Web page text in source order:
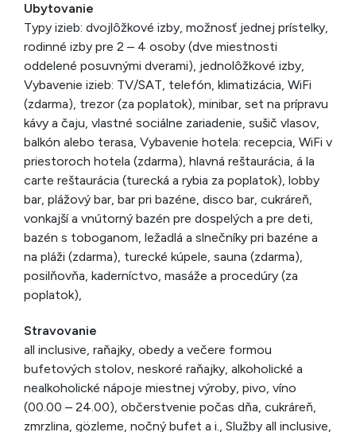
Ubytovanie
Typy izieb: dvojlôžkové izby, možnosť jednej prístelky,
rodinné izby pre 2 – 4 osoby (dve miestnosti
oddelené posuvnými dverami), jednolôžkové izby,
Vybavenie izieb: TV/SAT, telefón, klimatizácia, WiFi
(zdarma), trezor (za poplatok), minibar, set na prípravu
kávy a čaju, vlastné sociálne zariadenie, sušič vlasov,
balkón alebo terasa, Vybavenie hotela: recepcia, WiFi v
priestoroch hotela (zdarma), hlavná reštaurácia, á la
carte reštaurácia (turecká a rybia za poplatok), lobby
bar, plážový bar, bar pri bazéne, disco bar, cukráreň,
vonkajší a vnútorný bazén pre dospelých a pre deti,
bazén s toboganom, ležadlá a slnečníky pri bazéne a
na pláži (zdarma), turecké kúpele, sauna (zdarma),
posilňovňa, kaderníctvo, masáže a procedúry (za
poplatok),
Stravovanie
all inclusive, raňajky, obedy a večere formou
bufetových stolov, neskoré raňajky, alkoholické a
nealkoholické nápoje miestnej výroby, pivo, víno
(00.00 – 24.00), občerstvenie počas dňa, cukráreň,
zmrzlina, gözleme, nočný bufet a i., Služby all inclusive,